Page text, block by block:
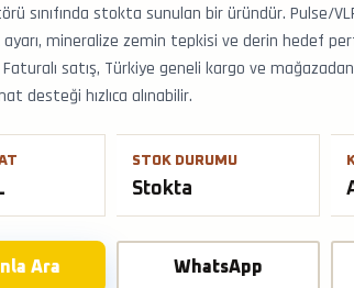
sınıfında stokta sunulan bir üründür. Pulse/VLF
mineralize zemin tepkisi ve derin hedef
satış, Türkiye geneli kargo ve
desteği hızlıca alınabilir.
STOK DURUMU
Stokta
Ara WhatsApp